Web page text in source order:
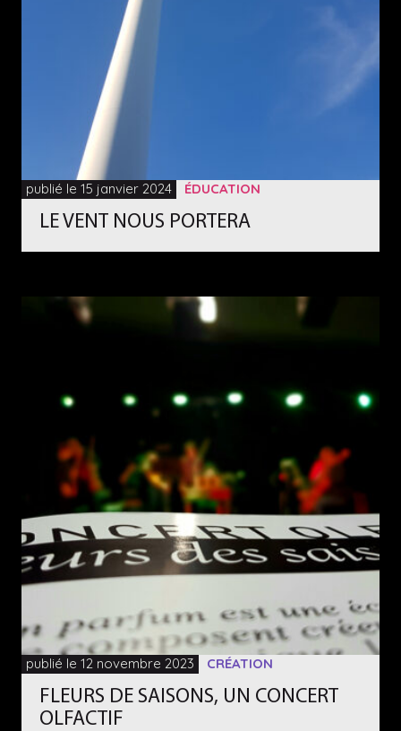
publié le 15 janvier 2024 ÉDUCATION
LE VENT NOUS PORTERA
publié le 12 novembre 2023 CRÉATION
FLEURS DE SAISONS, UN CONCERT
OLFACTIF